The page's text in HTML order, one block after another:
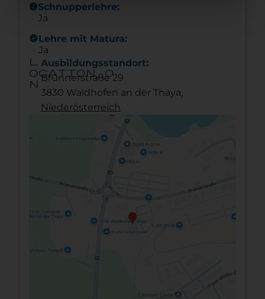
infoSchnupperlehre:
Ja
new_releasesLehre mit Matura:
Ja
l
ocation_o
n
Ausbildungsstandort:
Brunnerstraße 29
3830 Waidhofen an der Thaya,
Nieder­österreich